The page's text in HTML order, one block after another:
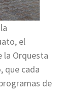
el
la Orquesta
que cada
de